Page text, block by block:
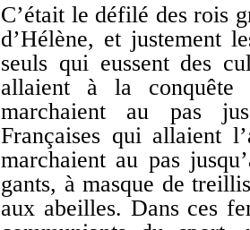
C’était le défilé des rois
d’Hélène, et justement
seuls qui eussent des
allaient à la conquête
marchaient au pas
Françaises qui allaient
marchaient au pas
gants, à masque de
aux abeilles. Dans ces